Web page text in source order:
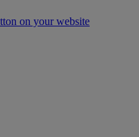
on your website